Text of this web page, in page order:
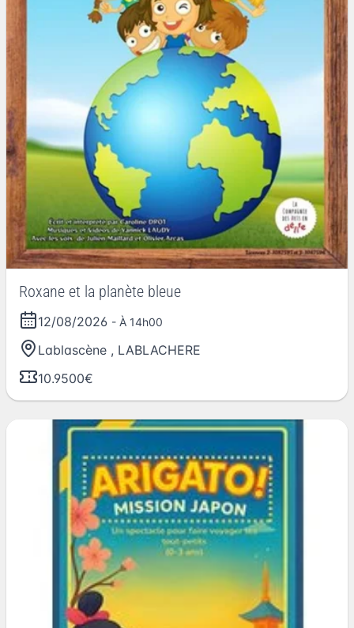
Roxane et la planète bleue
12/08/2026 - À 14h00
Lablascène , LABLACHERE
10.9500€